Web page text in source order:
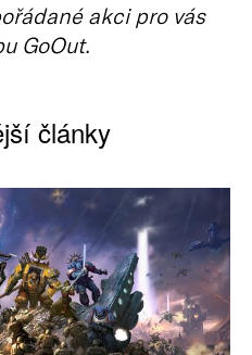
akci pro vás
GoOut.
články